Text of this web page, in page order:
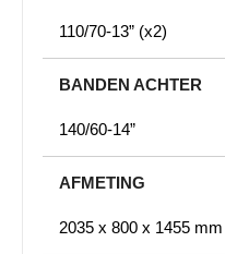
110/70-13” (x2)
BANDEN ACHTER
140/60-14”
AFMETING
2035 x 800 x 1455